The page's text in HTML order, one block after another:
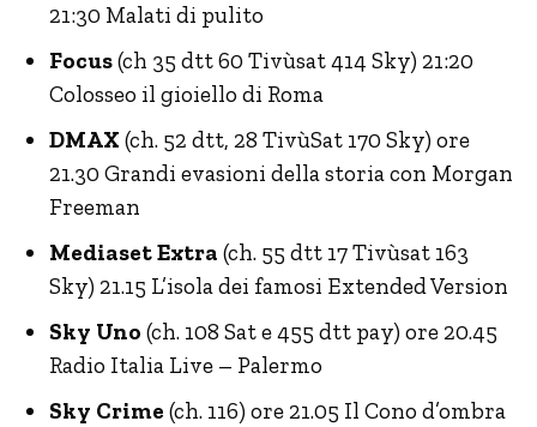
21:30 Malati di pulito
Focus(ch 35 dtt 60 Tivùsat 414 Sky) 21:20
Colosseo il gioiello di Roma
DMAX (ch. 52 dtt, 28 TivùSat 170 Sky) ore
21.30 Grandi evasioni della storia con Morgan
Freeman
Mediaset Extra (ch. 55 dtt 17 Tivùsat 163
Sky) 21.15 L’isola dei famosi Extended Version
Sky Uno (ch. 108 Sat e 455 dtt pay) ore 20.45
Radio Italia Live – Palermo
Sky Crime (ch. 116) ore 21.05 Il Cono d’ombra